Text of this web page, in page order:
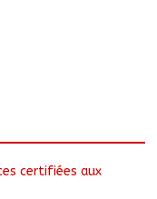
certifiées aux